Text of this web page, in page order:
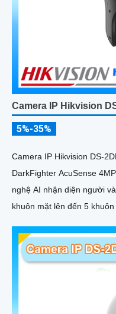
Camera IP Hikvision
5%-35%
Camera IP Hikvision DS-
DarkFighter AcuSense
nghệ AI nhận diện người
khuôn mặt lên đến 5